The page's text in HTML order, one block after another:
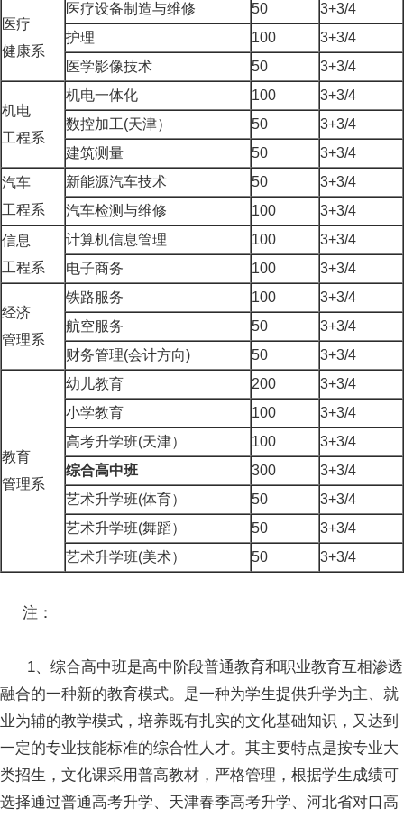
医疗
健康系
医疗设备制造与维修 50
3+3/4
护理
100
3+3/4
医学影像技术
50 3+3/4
机电
工程系
机电一体化 100
3+3/4
数控加工(天津）
50
3+3/4
建筑测量
50
3+3/4
汽车
工程系
新能源汽车技术 50
3+3/4
汽车检测与维修
100
3+3/4
信息
工程系
计算机信息管理 100
3+3/4
电子商务
100 3+3/4
经济
管理系
铁路服务 100
3+3/4
航空服务
50
3+3/4
财务管理(会计方向)
50 3+3/4
教育
管理系
幼儿教育 200
3+3/4
小学教育
100
3+3/4
高考升学班(天津）
100
3+3/4
综合高中班
300
3+3/4
艺术升学班(体育）
50
3+3/4
艺术升学班(舞蹈）
50
3+3/4
艺术升学班(美术）
50 3+3/4
注：
1、综合高中班是高中阶段普通教育和职业教育互相渗透
融合的一种新的教育模式。是一种为学生提供升学为主、就
业为辅的教学模式，培养既有扎实的文化基础知识，又达到
一定的专业技能标准的综合性人才。其主要特点是按专业大
类招生，文化课采用普高教材，严格管理，根据学生成绩可
选择通过普通高考升学、天津春季高考升学、河北省对口高